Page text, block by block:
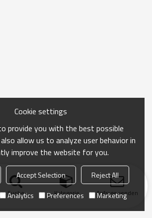
Suche Kategorie Anfrage senden
Cookie settings
provide you with the best possible
allow us to analyze user behavior in
improve the website for you.
Accept Selection
Reject All
Analytics Preferences Marketing